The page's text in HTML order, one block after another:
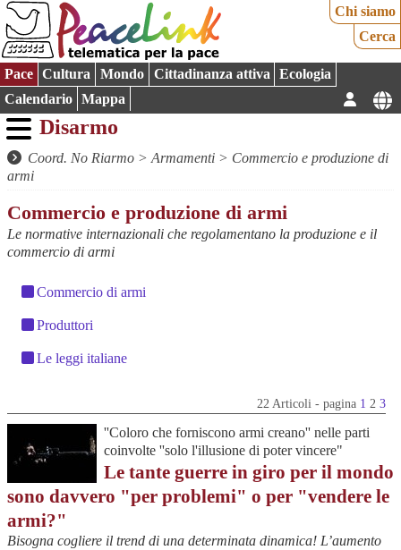
Chi siamo
Cerca
Pace Cultura Mondo Cittadinanza attiva
Ecologia
Calendario
Mappa
Disarmo
Coord. No Riarmo >Armamenti > Commercio e produzione di
armi
Commercio e produzione di armi
Le normative internazionali che regolamentano la produzione e il
commercio di armi
Commercio di armi
Produttori
Le leggi italiane
22 Articoli - pagina 1 23
''Coloro che forniscono armi creano'' nelle parti
coinvolte ''solo l'illusione di poter vincere"
Le tante guerre in giro per il mondo
sono davvero "per problemi" o per "vendere le
armi?"
Bisogna cogliere il trend di una determinata dinamica! L’aumento